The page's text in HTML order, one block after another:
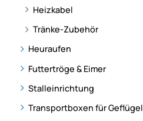
Heizkabel
Tränke-Zubehör
Heuraufen
Futtertröge & Eimer
Stalleinrichtung
Transportboxen für Geflügel